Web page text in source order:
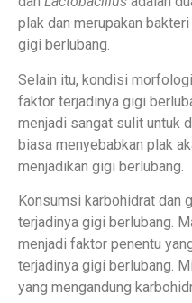
plak dan merupakan
gigi berlubang.
Selain itu, kondisi
faktor terjadinya gigi
menjadi sangat sulit untuk
biasa menyebabkan plak
menjadikan gigi berlubang.
Konsumsi karbohidrat dan
terjadinya gigi berlubang.
menjadi faktor penentu
terjadinya gigi berlubang.
yang mengandung